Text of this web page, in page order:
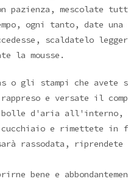
pazienza, mescolate
ogni tanto, date
scaldatelo
la mousse.
o gli stampi che
e versate il
bolle d'aria
e rimettete in
rassodata,
bene e